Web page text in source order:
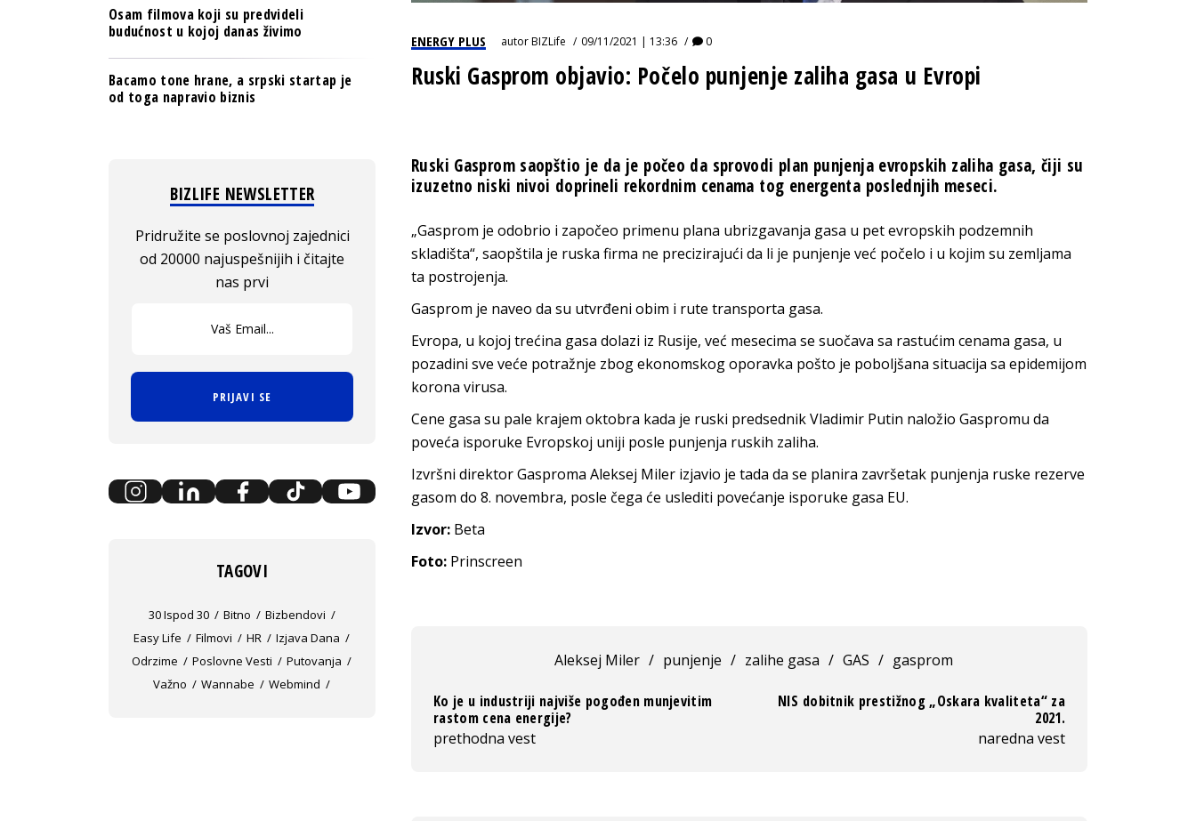
ENERGY PLUS autorBIZLife 09/11/2021 | 13:36 0
Ruski Gasprom objavio: Počelo punjenje zaliha gasa u Evropi
Ruski Gasprom saopštio je da je počeo da sprovodi plan punjenja evropskih zaliha gasa, čiji su
izuzetno niski nivoi doprineli rekordnim cenama tog energenta poslednjih meseci.
„Gasprom je odobrio i započeo primenu plana ubrizgavanja gasa u pet evropskih podzemnih
skladišta“, saopštila je ruska firma ne precizirajući da li je punjenje već počelo i u kojim su zemljama
ta postrojenja.
Gasprom je naveo da su utvrđeni obim i rute transporta gasa.
Evropa, u kojoj trećina gasa dolazi iz Rusije, već mesecima se suočava sa rastućim cenama gasa, u
pozadini sve veće potražnje zbog ekonomskog oporavka pošto je poboljšana situacija sa epidemijom
korona virusa.
Cene gasa su pale krajem oktobra kada je ruski predsednik Vladimir Putin naložio Gaspromu da
poveća isporuke Evropskoj uniji posle punjenja ruskih zaliha.
Izvršni direktor Gasproma Aleksej Miler izjavio je tada da se planira završetak punjenja ruske rezerve
gasom do 8. novembra, posle čega će uslediti povećanje isporuke gasa EU.
Izvor: Beta
Foto: Prinscreen
Aleksej Miler / punjenje / zalihe gasa / GAS / gasprom
Ko je u industriji najviše pogođen munjevitim
rastom cena energije?
prethodna vest
NIS dobitnik prestižnog „Oskara kvaliteta“ za
2021.
naredna vest
Osam filmova koji su predvideli
budućnost u kojoj danas živimo
Bacamo tone hrane, a srpski startap je
od toga napravio biznis
BIZLIFE NEWSLETTER
Pridružite se poslovnoj zajednici
od 20000 najuspešnijih i čitajte
nas prvi
PRIJAVI SE
TAGOVI
30 Ispod 30 Bitno
Bizbendovi
Easy Life
Filmovi HR
Izjava Dana
Odrzime
Poslovne Vesti
Putovanja
Važno
Wannabe Webmind